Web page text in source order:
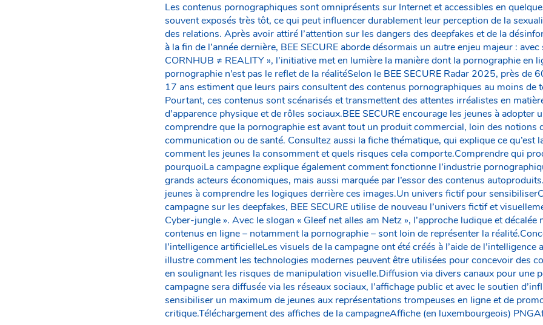
Les contenus pornographiques sont omniprésents sur Internet et accessibles en
souvent exposés très tôt, ce qui peut influencer durablement leur perception de la
des relations. Après avoir attiré l’attention sur les dangers des deepfakes et de la
à la fin de l’année dernière, BEE SECURE aborde désormais un autre enjeu majeur :
CORNHUB ≠ REALITY », l’initiative met en lumière la manière dont la pornographie en
pornographie n’est pas le reflet de la réalitéSelon le BEE SECURE Radar 2025, près de
17 ans estiment que leurs pairs consultent des contenus pornographiques au moins de
Pourtant, ces contenus sont scénarisés et transmettent des attentes irréalistes en
d’apparence physique et de rôles sociaux.BEE SECURE encourage les jeunes à adopter
comprendre que la pornographie est avant tout un produit commercial, loin des notions
communication ou de santé. Consultez aussi la fiche thématique, qui explique ce qu’est
comment les jeunes la consomment et quels risques cela comporte.Comprendre qui
pourquoiLa campagne explique également comment fonctionne l’industrie
grands acteurs économiques, mais aussi marquée par l’essor des contenus
jeunes à comprendre les logiques derrière ces images.Un univers fictif pour
campagne sur les deepfakes, BEE SECURE utilise de nouveau l’univers fictif et
Cyber-jungle ». Avec le slogan « Gleef net alles am Netz », l’approche ludique et
contenus en ligne – notamment la pornographie – sont loin de représenter la
l’intelligence artificielleLes visuels de la campagne ont été créés à l’aide de
illustre comment les technologies modernes peuvent être utilisées pour concevoir des
en soulignant les risques de manipulation visuelle.Diffusion via divers canaux pour une
campagne sera diffusée via les réseaux sociaux, l’affichage public et avec le soutien
sensibiliser un maximum de jeunes aux représentations trompeuses en ligne et de
critique.Téléchargement des affiches de la campagneAffiche (en luxembourgeois)